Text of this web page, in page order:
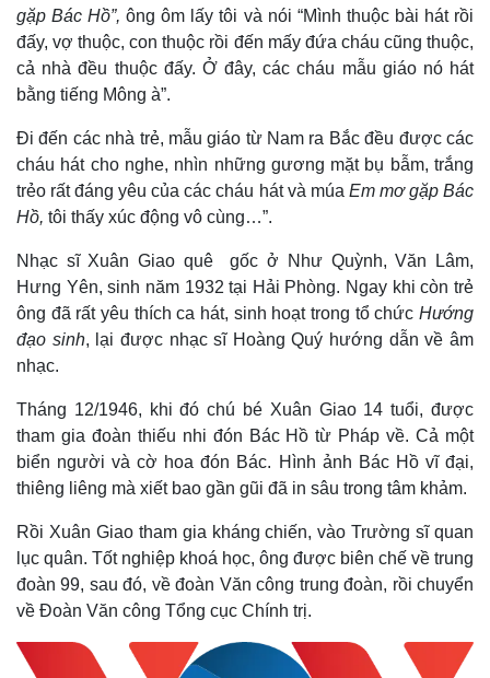
Kinh tế
Bất động sản
Khởi nghiệp
Thị trường
Giá vàng
Chứng khoán
Giá cà phê
gặp Bác Hồ”,ông ôm lấy tôi và nói “Mình thuộc bài hát rồi
đấy, vợ thuộc, con thuộc rồi đến mấy đứa cháu cũng thuộc,
cả nhà đều thuộc đấy. Ở đây, các cháu mẫu giáo nó hát
bằng tiếng Mông à”.
Đi đến các nhà trẻ, mẫu giáo từ Nam ra Bắc đều được các
cháu hát cho nghe, nhìn những gương mặt bụ bẫm, trắng
trẻo rất đáng yêu của các cháu hát và múa Em mơ gặp Bác
Hồ, tôi thấy xúc động vô cùng…”.
Nhạc sĩ Xuân Giao quê gốc ở Như Quỳnh, Văn Lâm,
Hưng Yên, sinh năm 1932 tại Hải Phòng. Ngay khi còn trẻ
ông đã rất yêu thích ca hát, sinh hoạt trong tổ chức Hướng
đạo sinh, lại được nhạc sĩ Hoàng Quý hướng dẫn về âm
nhạc.
Tháng 12/1946, khi đó chú bé Xuân Giao 14 tuổi, được
tham gia đoàn thiếu nhi đón Bác Hồ từ Pháp về. Cả một
biển người và cờ hoa đón Bác. Hình ảnh Bác Hồ vĩ đại,
thiêng liêng mà xiết bao gần gũi đã in sâu trong tâm khảm.
Rồi Xuân Giao tham gia kháng chiến, vào Trường sĩ quan
lục quân. Tốt nghiệp khoá học, ông được biên chế về trung
đoàn 99, sau đó, về đoàn Văn công trung đoàn, rồi chuyển
về Đoàn Văn công Tổng cục Chính trị.